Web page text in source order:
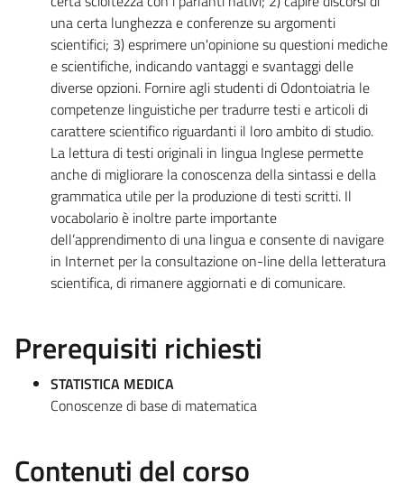
una certa lunghezza e conferenze su argomenti
scientifici; 3) esprimere un'opinione su questioni mediche
e scientifiche, indicando vantaggi e svantaggi delle
diverse opzioni. Fornire agli studenti di Odontoiatria le
competenze linguistiche per tradurre testi e articoli di
carattere scientifico riguardanti il loro ambito di studio.
La lettura di testi originali in lingua Inglese permette
anche di migliorare la conoscenza della sintassi e della
grammatica utile per la produzione di testi scritti. Il
vocabolario è inoltre parte importante
dell’apprendimento di una lingua e consente di navigare
in Internet per la consultazione on-line della letteratura
scientifica, di rimanere aggiornati e di comunicare.
Prerequisiti richiesti
STATISTICA MEDICA
Conoscenze di base di matematica
Contenuti del corso